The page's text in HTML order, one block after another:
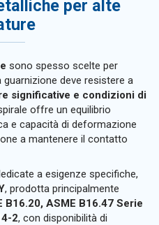
per alte
sono spesso scelte per
deve resistere a
significative e condizioni di
offre un equilibrio
e capacità di deformazione
a mantenere il contatto
a esigenze specifiche,
, prodotta principalmente
B16.20, ASME B16.47 Serie
2, con disponibilità di